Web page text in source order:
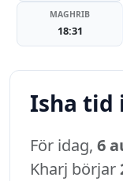
MAGHRIB
18:31
Isha tid
För idag, 6
Kharj börjar